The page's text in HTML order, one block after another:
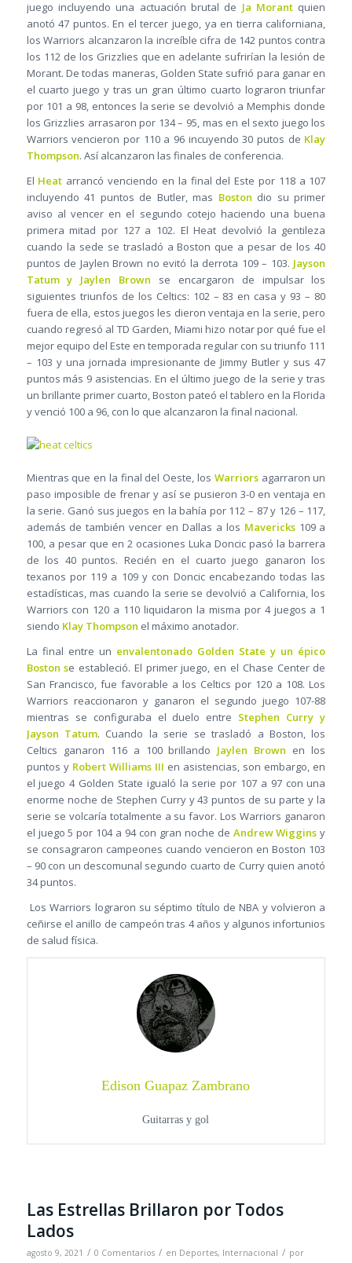
juego incluyendo una actuación brutal de Ja Morant quien
anotó 47 puntos. En el tercer juego, ya en tierra californiana,
los Warriors alcanzaron la increíble cifra de 142 puntos contra
los 112 de los Grizzlies que en adelante sufrirían la lesión de
Morant. De todas maneras, Golden State sufrió para ganar en
el cuarto juego y tras un gran último cuarto lograron triunfar
por 101 a 98, entonces la serie se devolvió a Memphis donde
los Grizzlies arrasaron por 134 – 95, mas en el sexto juego los
Warriors vencieron por 110 a 96 incuyendo 30 putos de Klay
Thompson. Así alcanzaron las finales de conferencia.
El Heat arrancó venciendo en la final del Este por 118 a 107
incluyendo 41 puntos de Butler, mas Boston dio su primer
aviso al vencer en el segundo cotejo haciendo una buena
primera mitad por 127 a 102. El Heat devolvió la gentileza
cuando la sede se trasladó a Boston que a pesar de los 40
puntos de Jaylen Brown no evitó la derrota 109 – 103. Jayson
Tatum y Jaylen Brown se encargaron de impulsar los
siguientes triunfos de los Celtics: 102 – 83 en casa y 93 – 80
fuera de ella, estos juegos les dieron ventaja en la serie, pero
cuando regresó al TD Garden, Miami hizo notar por qué fue el
mejor equipo del Este en temporada regular con su triunfo 111
– 103 y una jornada impresionante de Jimmy Butler y sus 47
puntos más 9 asistencias. En el último juego de la serie y tras
un brillante primer cuarto, Boston pateó el tablero en la Florida
y venció 100 a 96, con lo que alcanzaron la final nacional.
Mientras que en la final del Oeste, los Warriorsagarraron un
paso imposible de frenar y así se pusieron 3-0 en ventaja en
la serie. Ganó sus juegos en la bahía por 112 – 87 y 126 – 117,
además de también vencer en Dallas a los Mavericks109 a
100, a pesar que en 2 ocasiones Luka Doncic pasó la barrera
de los 40 puntos. Recién en el cuarto juego ganaron los
texanos por 119 a 109 y con Doncic encabezando todas las
estadísticas, mas cuando la serie se devolvió a California, los
Warriors con 120 a 110 liquidaron la misma por 4 juegos a 1
siendo Klay Thompson el máximo anotador.
La final entre un envalentonado Golden State y un épico
Boston se estableció. El primer juego, en el Chase Center de
San Francisco, fue favorable a los Celtics por 120 a 108. Los
Warriors reaccionaron y ganaron el segundo juego 107-88
mientras se configuraba el duelo entre Stephen Curry y
Jayson Tatum. Cuando la serie se trasladó a Boston, los
Celtics ganaron 116 a 100 brillando Jaylen Brown en los
puntos y Robert Williams III en asistencias, son embargo, en
el juego 4 Golden State igualó la serie por 107 a 97 con una
enorme noche de Stephen Curry y 43 puntos de su parte y la
serie se volcaría totalmente a su favor. Los Warriors ganaron
el juego 5 por 104 a 94 con gran noche de Andrew Wiggins y
se consagraron campeones cuando vencieron en Boston 103
– 90 con un descomunal segundo cuarto de Curry quien anotó
34 puntos.
Los Warriors lograron su séptimo título de NBA y volvieron a
ceñirse el anillo de campeón tras 4 años y algunos infortunios
de salud física.
Edison Guapaz Zambrano
Guitarras y gol
Las Estrellas Brillaron por Todos
Lados
agosto 9, 2021 / 0 Comentarios / en Deportes, Internacional / por